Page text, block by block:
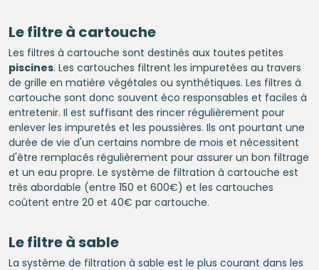
Le filtre à cartouche
Les filtres à cartouche sont destinés aux toutes petites
piscines. Les cartouches filtrent les impuretées au travers
de grille en matière végétales ou synthétiques. Les filtres à
cartouche sont donc souvent éco responsables et faciles à
entretenir. Il est suffisant des rincer régulièrement pour
enlever les impuretés et les poussières. Ils ont pourtant une
durée de vie d'un certains nombre de mois et nécessitent
d'être remplacés régulièrement pour assurer un bon filtrage
et un eau propre. Le système de filtration à cartouche est
très abordable (entre 150 et 600€) et les cartouches
coûtent entre 20 et 40€ par cartouche.
Le filtre à sable
La système de filtration à sable est le plus courant dans les